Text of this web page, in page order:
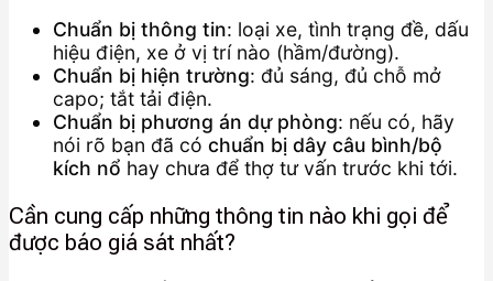
Chuẩn bị thông tin: loại xe, tình trạng đề, dấu
hiệu điện, xe ở vị trí nào (hầm/đường).
Chuẩn bị hiện trường: đủ sáng, đủ chỗ mở
capo; tắt tải điện.
Chuẩn bị phương án dự phòng: nếu có, hãy
nói rõ bạn đã có chuẩn bị dây câu bình/bộ
kích nổ hay chưa để thợ tư vấn trước khi tới.
Cần cung cấp những thông tin nào khi gọi để
được báo giá sát nhất?